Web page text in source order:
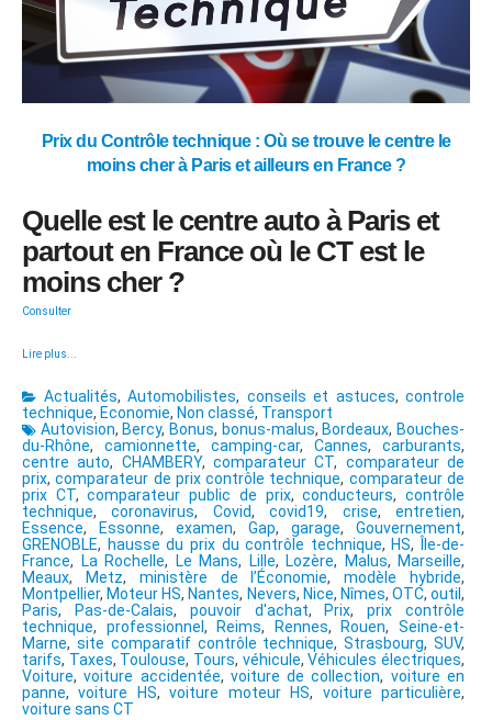
Prix du Contrôle technique : Où se trouve le centre le
moins cher à Paris et ailleurs en France ?
Quelle est le centre auto à Paris et
partout en France où le CT est le
moins cher ?
Consulter
Lire plus...
Actualités, Automobilistes, conseils et astuces, controle
technique, Economie, Non classé, Transport
Autovision, Bercy, Bonus, bonus-malus, Bordeaux, Bouches-
du-Rhône, camionnette, camping-car, Cannes, carburants,
centre auto, CHAMBERY,comparateur CT, comparateur de
prix,comparateur de prix contrôle technique, comparateur de
prix CT,comparateur public de prix,conducteurs,contrôle
technique,coronavirus, Covid,covid19, crise,entretien,
Essence, Essonne, examen, Gap, garage, Gouvernement,
GRENOBLE, hausse du prix du contrôle technique, HS,
Île-de-
France, La Rochelle, Le Mans, Lille, Lozère, Malus, Marseille,
Meaux, Metz, ministère de l’Économie,modèle hybride,
Montpellier, Moteur HS, Nantes, Nevers, Nice, Nîmes, OTC, outil ,
Paris, Pas-de-Calais, pouvoir d'achat, Prix,prix contrôle
technique, professionnel , Reims, Rennes, Rouen,Seine-et-
Marne, site comparatif contrôle technique,Strasbourg,SUV,
tarifs, Taxes, Toulouse, Tours, véhicule,Véhicules électriques,
Voiture,voiture accidentée, voiture de collection, voiture en
panne,voiture HS,voiture moteur HS, voiture particulière,
voiture sans CT